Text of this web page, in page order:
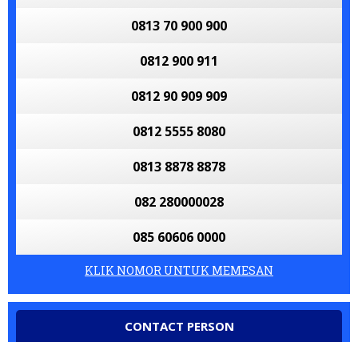
0813 70 900 900
0812 900 911
0812 90 909 909
0812 5555 8080
0813 8878 8878
082 280000028
085 60606 0000
KLIK NOMOR UNTUK MEMESAN
CONTACT PERSON